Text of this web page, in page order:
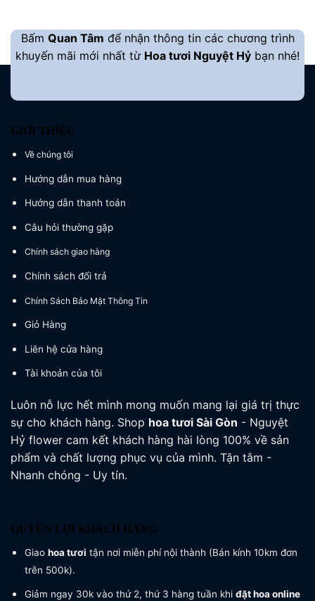
Bấm Quan Tâm để nhận thông tin các chương trình
khuyến mãi mới nhất từ Hoa tươi Nguyệt Hỷ bạn nhé!
GIỚI THIỆU
Về chúng tôi
Hướng dẫn mua hàng
Hướng dẫn thanh toán
Câu hỏi thường gặp
Chính sách giao hàng
Chính sách đổi trả
Chính Sách Bảo Mật Thông Tin
Giỏ Hàng
Liên hệ cửa hàng
Tài khoản của tôi
Luôn nỗ lực hết mình mong muốn mang lại giá trị thực
sự cho khách hàng. Shop hoa tươi Sài Gòn - Nguyệt
Hỷ flower cam kết khách hàng hài lòng 100% về sản
phẩm và chất lượng phục vụ của mình. Tận tâm -
Nhanh chóng - Uy tín.
QUYỀN LỢI KHÁCH HÀNG
Giao hoa tươi tận nơi miễn phí nội thành (Bán kính 10km đơn
trên 500k).
Giảm ngay 30k vào thứ 2, thứ 3 hàng tuần khi đặt hoa online